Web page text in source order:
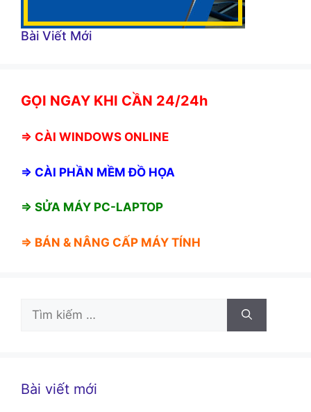
Bài Viết Mới
GỌI NGAY KHI CẦN 24/24h
⇒ CÀI WINDOWS ONLINE
⇒ CÀI PHẦN MỀM ĐỒ HỌA
⇒ SỬA MÁY PC-LAPTOP
⇒ BÁN & NÂNG CẤP MÁY TÍNH
Tìm
kiếm
Bài viết mới